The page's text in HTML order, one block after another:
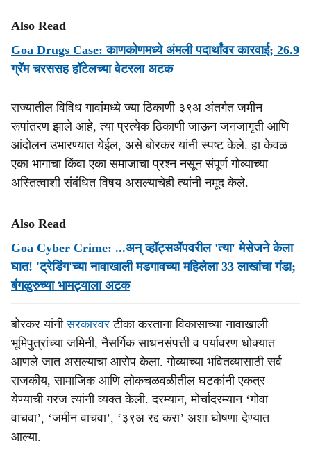
Also Read
Goa Drugs Case: काणकोणमध्ये अंमली पदार्थांवर कारवाई; 26.9
ग्रॅम चरससह हॉटेलच्या वेटरला अटक
राज्यातील विविध गावांमध्ये ज्या ठिकाणी ३९अ अंतर्गत जमीन
रूपांतरण झाले आहे, त्या प्रत्येक ठिकाणी जाऊन जनजागृती आणि
आंदोलन उभारण्यात येईल, असे बोरकर यांनी स्पष्ट केले. हा केवळ
एका भागाचा किंवा एका समाजाचा प्रश्न नसून संपूर्ण गोव्याच्या
अस्तित्वाशी संबंधित विषय असल्याचेही त्यांनी नमूद केले.
Also Read
Goa Cyber Crime: ...अन् व्हॉट्सॲपवरील 'त्या' मेसेजने केला
घात! 'ट्रेडिंग'च्या नावाखाली मडगावच्या महिलेला 33 लाखांचा गंडा;
बंगळुरुच्या भामट्याला अटक
बोरकर यांनीसरकारवरटीका करताना विकासाच्या नावाखाली
भूमिपुत्रांच्या जमिनी, नैसर्गिक साधनसंपत्ती व पर्यावरण धोक्यात
आणले जात असल्याचा आरोप केला. गोव्याच्या भवितव्यासाठी सर्व
राजकीय, सामाजिक आणि लोकचळवळीतील घटकांनी एकत्र
येण्याची गरज त्यांनी व्यक्त केली. दरम्यान, मोर्चादरम्यान ‘गोवा
वाचवा’, ‘जमीन वाचवा’, ‘३९अ रद्द करा’ अशा घोषणा देण्यात
आल्या.